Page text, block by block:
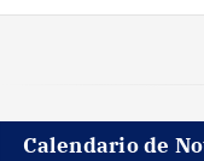
Calendario de